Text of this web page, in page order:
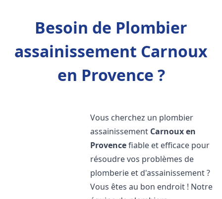
Besoin de Plombier
assainissement Carnoux
en Provence ?
Vous cherchez un plombier
assainissement Carnoux en
Provencefiable et efficace pour
résoudre vos problèmes de
plomberie et d'assainissement ?
Vous êtes au bon endroit ! Notre